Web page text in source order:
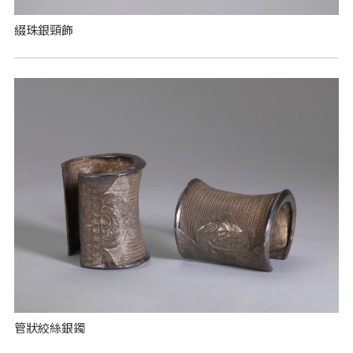
綴珠銀頸飾
管狀絞絲銀鐲